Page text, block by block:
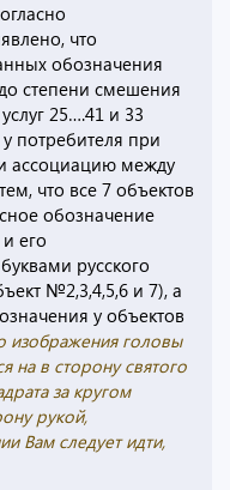
что
обозначения
до степени смешения
25….41 и 33
потребителя при
ассоциацию между
что все 7 объектов
обозначение
его
русского
№2,3,4,5,6 и 7), а
у объектов
изображения головы
на в сторону святого
за кругом
рукой,
Вам следует идти,